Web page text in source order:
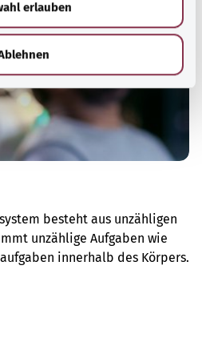
erlauben
besteht aus unzähligen
unzählige Aufgaben wie
innerhalb des Körpers.